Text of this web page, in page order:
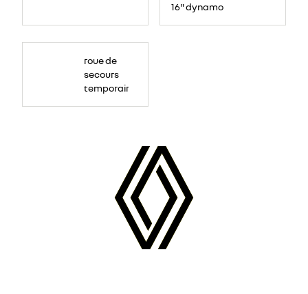
16" dynamo
roue de
secours
temporaire